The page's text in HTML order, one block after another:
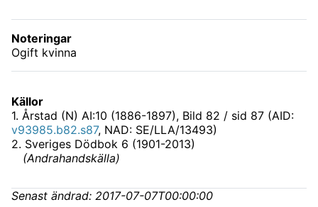
Noteringar
Ogift kvinna
Källor
1. Årstad (N) AI:10 (1886-1897), Bild 82 / sid 87 (AID:
v93985.b82.s87, NAD: SE/LLA/13493)
2. Sveriges Dödbok 6 (1901-2013)
(Andrahandskälla)
Senast ändrad: 2017-07-07T00:00:00